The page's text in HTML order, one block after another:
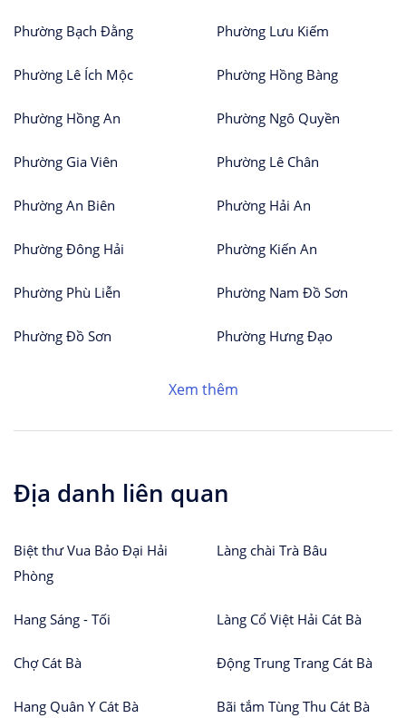
Phường Bạch Đằng Phường Lưu Kiếm
Phường Lê Ích Mộc Phường Hồng Bàng
Phường Hồng An Phường Ngô Quyền
Phường Gia Viên Phường Lê Chân
Phường An Biên Phường Hải An
Phường Đông Hải Phường Kiến An
Phường Phù Liễn Phường Nam Đồ Sơn
Phường Đồ Sơn Phường Hưng Đạo
Xem thêm
Địa danh liên quan
Biệt thư Vua Bảo Đại Hải
Phòng
Làng chài Trà Bâu
Hang Sáng - Tối Làng Cổ Việt Hải Cát Bà
Chợ Cát Bà Động Trung Trang Cát Bà
Hang Quân Y Cát Bà Bãi tắm Tùng Thu Cát Bà